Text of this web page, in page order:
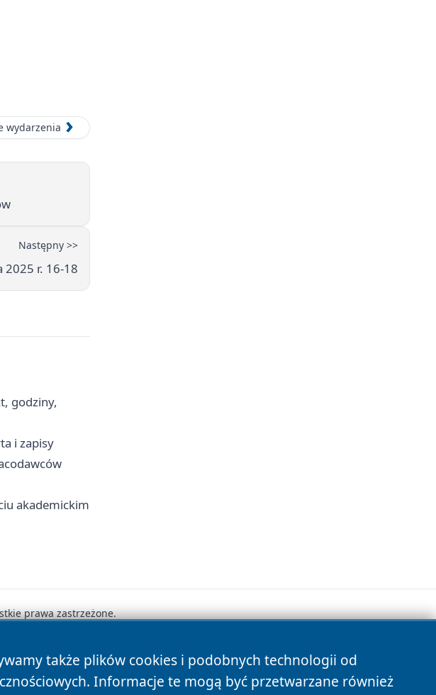
wydarzenia
Następny >>
2025 r. 16-18
godziny,
i zapisy
akademickim
także plików cookies i podobnych technologii od
Informacje te mogą być przetwarzane również
prawa zastrzeżone.
Polityka Cookies